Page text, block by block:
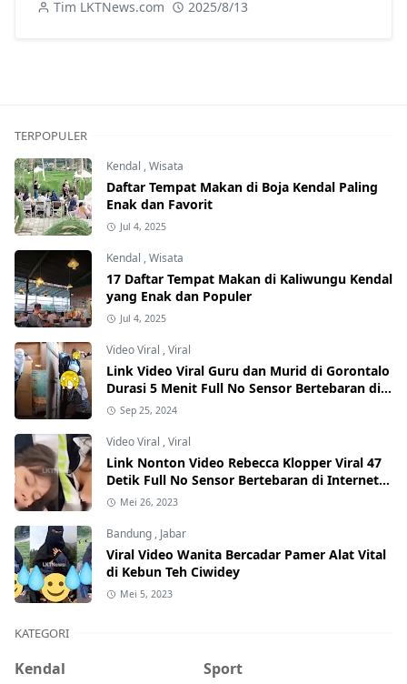
Tim LKTNews.com 2025/8/13
TERPOPULER
Kendal ,Wisata
Daftar Tempat Makan di Boja Kendal Paling
Enak dan Favorit
Jul 4, 2025
Kendal ,Wisata
17 Daftar Tempat Makan di Kaliwungu Kendal
yang Enak dan Populer
Jul 4, 2025
Video Viral ,Viral
Link Video Viral Guru dan Murid di Gorontalo
Durasi 5 Menit Full No Sensor Bertebaran di
Internet, Hati-Hati Phising!
Sep 25, 2024
Video Viral ,Viral
Link Nonton Video Rebecca Klopper Viral 47
Detik Full No Sensor Bertebaran di Internet,
Hati-Hati Phising!
Mei 26, 2023
Bandung , Jabar
Viral Video Wanita Bercadar Pamer Alat Vital
di Kebun Teh Ciwidey
Mei 5, 2023
KATEGORI
Kendal
Sport